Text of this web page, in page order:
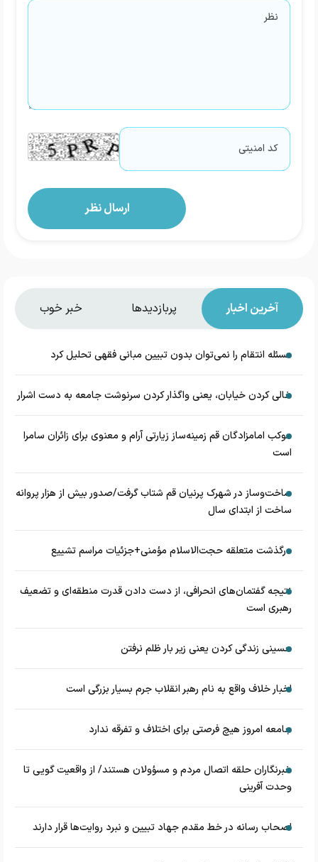
آخرین اخبار پربازدیدها خبر خوب
مسئله انتقام را نمی‌توان بدون تبیین مبانی فقهی تحلیل کرد
خالی کردن خیابان، یعنی واگذار کردن سرنوشت جامعه به دست اشرار
موکب امامزادگان قم زمینه‌ساز زیارتی آرام و معنوی برای زائران سامرا
است
ساخت‌وساز در شهرک پرنیان قم شتاب گرفت/صدور بیش از هزار پروانه
ساخت از ابتدای سال
درگذشت متعلقه حجت‌الاسلام مؤمنی+جزئیات مراسم تشییع
نتیجه گفتمان‌های انحرافی، از دست دادن قدرت منطقه‌ای و تضعیف
رهبری است
حسینی زندگی کردن یعنی زیر بار ظلم نرفتن
اخبار خلاف واقع به نام رهبر انقلاب جرم بسیار بزرگی است
جامعه امروز هیچ فرصتی برای اختلاف و تفرقه ندارد
خبرنگاران حلقه اتصال مردم و مسؤولان هستند/ از واقعیت گویی تا
وحدت آفرینی
اصحاب رسانه در خط مقدم جهاد تبیین و نبرد روایت‌ها قرار دارند